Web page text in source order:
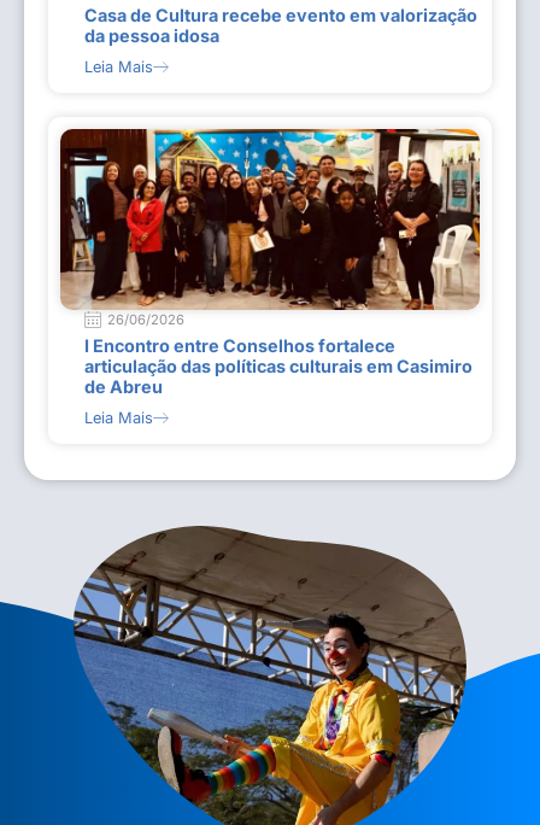
Casa de Cultura recebe evento em valorização
da pessoa idosa
Leia Mais
26/06/2026
I Encontro entre Conselhos fortalece
articulação das políticas culturais em Casimiro
de Abreu
Leia Mais